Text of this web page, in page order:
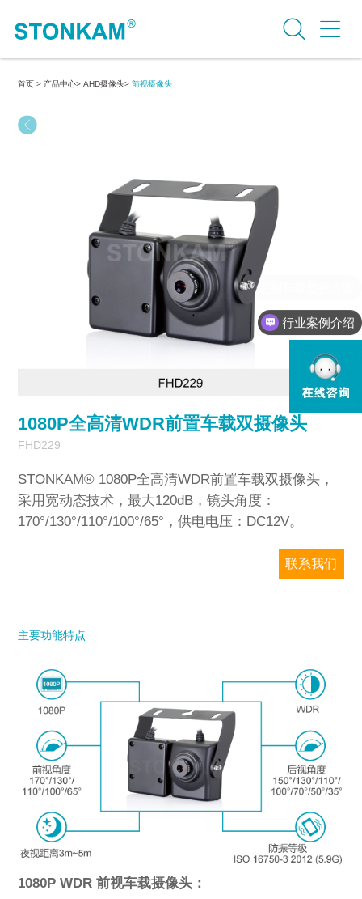
首页 > 产品中心> AHD摄像头> 前视摄像头
1/1
1080P全高清WDR前置车载双摄像头
FHD229
STONKAM® 1080P全高清WDR前置车载双摄像头，
采用宽动态技术，最大120dB，镜头角度：
170°/130°/110°/100°/65°，供电电压：DC12V。
联系我们
欢迎留言*
主要功能特点
1080P WDR 前视车载摄像头：
行业案例介绍